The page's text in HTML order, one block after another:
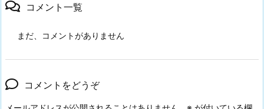
コメント一覧
まだ、コメントがありません
コメントをどうぞ